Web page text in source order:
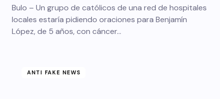
Bulo – Un grupo de católicos de una red de hospitales
locales estaría pidiendo oraciones para Benjamín
López, de 5 años, con cáncer…
ANTI FAKE NEWS